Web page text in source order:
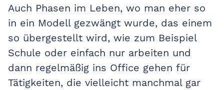
Auch Phasen im Leben, wo man eher so
in ein Modell gezwängt wurde, das einem
so übergestellt wird, wie zum Beispiel
Schule oder einfach nur arbeiten und
dann regelmäßig ins Office gehen für
Tätigkeiten, die vielleicht manchmal gar